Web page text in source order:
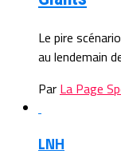
Le pire
au lendemain
Par La Page
LNH